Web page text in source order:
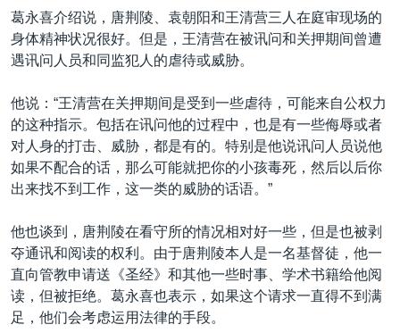
葛永喜介绍说，唐荆陵、袁朝阳和王清营三人在庭审现场的
身体精神状况很好。但是，王清营在被讯问和关押期间曾遭
遇讯问人员和同监犯人的虐待或威胁。
他说：“王清营在关押期间是受到一些虐待，可能来自公权力
的这种指示。包括在讯问他的过程中，也是有一些侮辱或者
对人身的打击、威胁，都是有的。特别是他说讯问人员说他
如果不配合的话，那么可能就把你的小孩毒死，然后以后你
出来找不到工作，这一类的威胁的话语。”
他也谈到，唐荆陵在看守所的情况相对好一些，但是也被剥
夺通讯和阅读的权利。由于唐荆陵本人是一名基督徒，他一
直向管教申请送《圣经》和其他一些时事、学术书籍给他阅
读，但被拒绝。葛永喜也表示，如果这个请求一直得不到满
足，他们会考虑运用法律的手段。